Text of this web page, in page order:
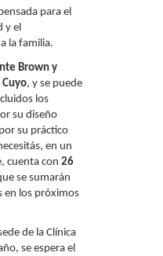
para el
y el
la familia.
Brown y
, y se puede
los
su diseño
su práctico
en un
cuenta con 26
se sumarán
en los próximos
de la Clínica
se espera el